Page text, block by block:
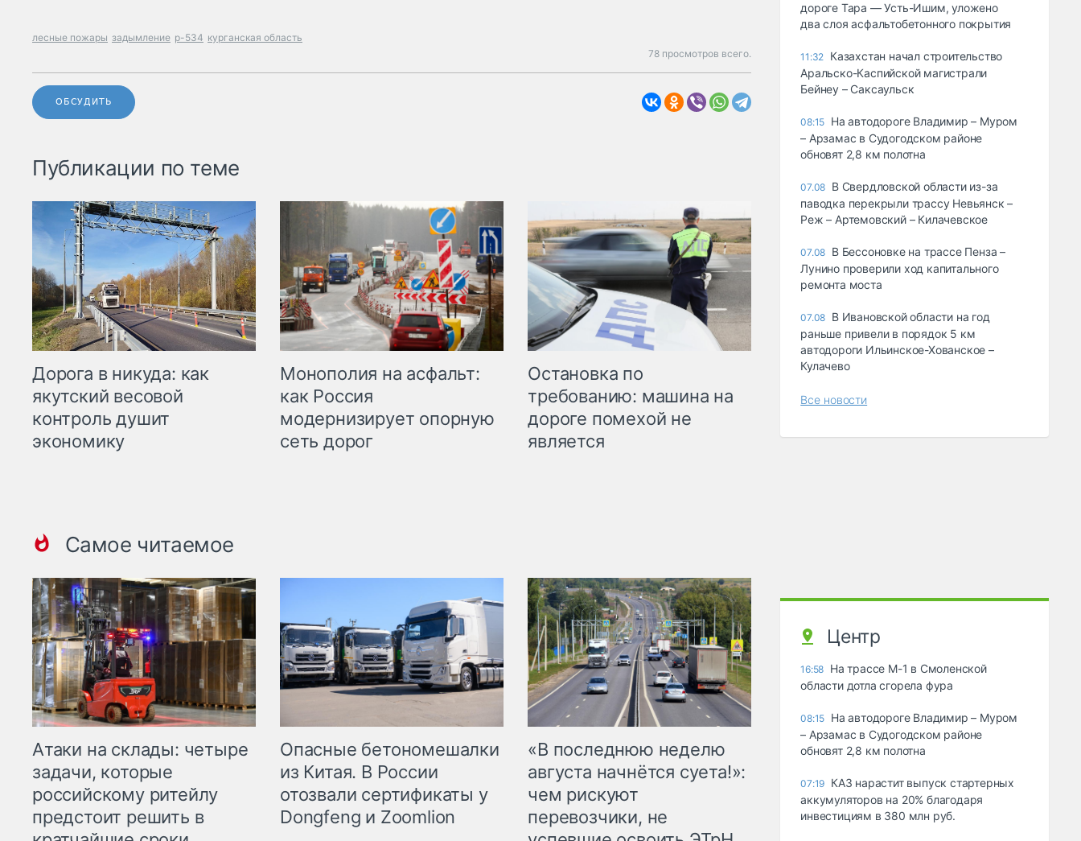
лесные пожары задымление р-534 курганская область
78 просмотров всего.
ОБСУДИТЬ
Публикации по теме
Дорога в никуда: как
якутский весовой
контроль душит
экономику
Монополия на асфальт:
как Россия
модернизирует опорную
сеть дорог
Остановка по
требованию: машина на
дороге помехой не
является
Самое читаемое
Атаки на склады: четыре
задачи, которые
российскому ритейлу
предстоит решить в
Опасные бетономешалки
из Китая. В России
отозвали сертификаты у
Dongfeng и Zoomlion
«В последнюю неделю
августа начнётся суета!»:
чем рискуют
перевозчики, не
дороге Тара — Усть-Ишим, уложено
два слоя асфальтобетонного покрытия
11:32 Казахстан начал строительство
Аральско-Каспийской магистрали
Бейнеу – Саксаульск
08:15 На автодороге Владимир – Муром
– Арзамас в Судогодском районе
обновят 2,8 км полотна
07.08 В Свердловской области из-за
паводка перекрыли трассу Невьянск –
Реж – Артемовский – Килачевское
07.08 В Бессоновке на трассе Пенза –
Лунино проверили ход капитального
ремонта моста
07.08 В Ивановской области на год
раньше привели в порядок 5 км
автодороги Ильинское-Хованское –
Кулачево
Все новости
Центр
16:58 На трассе М-1 в Смоленской
области дотла сгорела фура
08:15 На автодороге Владимир – Муром
– Арзамас в Судогодском районе
обновят 2,8 км полотна
07:19 КАЗ нарастит выпуск стартерных
аккумуляторов на 20% благодаря
инвестициям в 380 млн руб.